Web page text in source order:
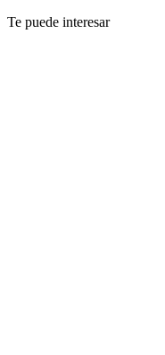
Te puede interesar